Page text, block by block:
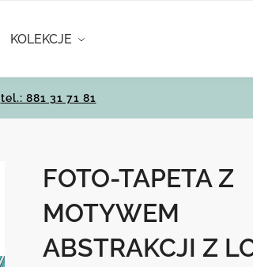
KOLEKCJE
tel.: 881 31 71 81
FOTO-TAPETA Z
MOTYWEM
ABSTRAKCJI Z